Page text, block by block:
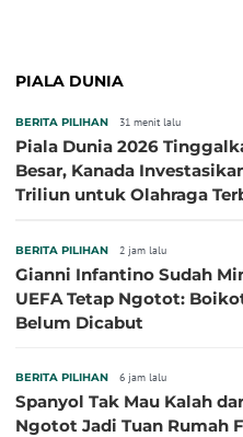
PIALA DUNIA
BERITA PILIHAN 31 menit lalu
Piala Dunia 2026
Besar, Kanada
Triliun untuk Olahraga
BERITA PILIHAN 2 jam lalu
Gianni Infantino Sudah
UEFA Tetap Ngotot:
Belum Dicabut
BERITA PILIHAN 6 jam lalu
Spanyol Tak Mau Kalah
Ngotot Jadi Tuan Rumah